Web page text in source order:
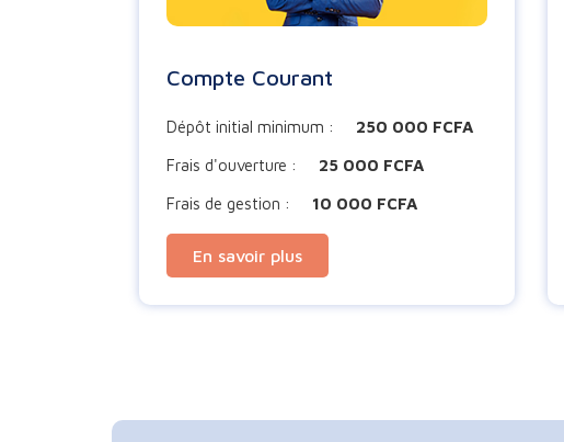
Compte Courant
Dépôt initial minimum : 250 000 FCFA
Frais d'ouverture : 25 000 FCFA
Frais de gestion : 10 000 FCFA
En savoir plus